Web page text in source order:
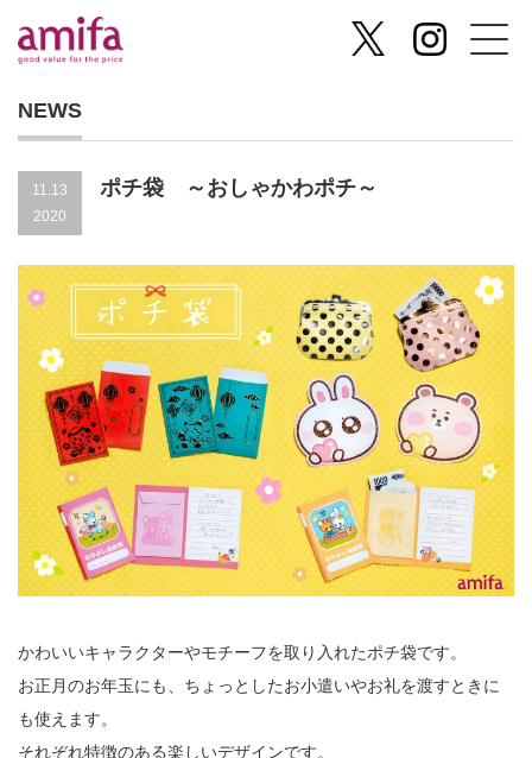
NEWS
11.13
2020
ポチ袋 ～おしゃかわポチ～
かわいいキャラクターやモチーフを取り入れたポチ袋です。
お正月のお年玉にも、ちょっとしたお小遣いやお礼を渡すときに
も使えます。
それぞれ特徴のある楽しいデザインです。